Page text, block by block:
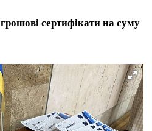
грошові сертифікати на суму